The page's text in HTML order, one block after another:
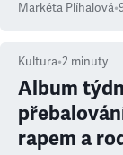
Markéta Plíhalová•
Kultura•2 minuty
Album
rapem a